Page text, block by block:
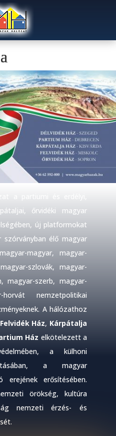
őrvidéki magyar
új platformokat
élő magyar
magyar, magyar-
szlovák, magyar-
magyar-szerb, magyar-
nemzetpolitikai
A hálózathoz
Felvidék Ház, Kárpátalja
Ház elkötelezett a
a külhoni
a magyar
erejének erősítésében.
örökség, kultúra
nemzeti érzés- és